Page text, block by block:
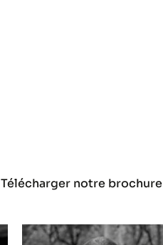
Télécharger notre brochure